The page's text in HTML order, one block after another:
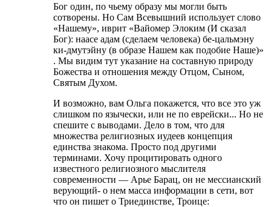
Бог один, по чьему образу мы могли быть
сотворены. Но Сам Всевышний использует слово
«Нашему», иврит «Вайомер Элоким (И сказал
Бог): наасе адам (сделаем человека) бе-цальмэну
ки-дмутэйну (в образе Нашем как подобие Наше)»
. Мы видим тут указание на составную природу
Божества и отношения между Отцом, Сыном,
Святым Духом.
И возможно, вам Ольга покажется, что все это уж
слишком по язычески, или не по еврейски... Но не
спешите с выводами. Дело в том, что для
множества религиозных иудеев концепция
единства знакома. Просто под другими
терминами. Хочу процитировать одного
известного религиозного мыслителя
современности — Арье Барац, он не мессианский
верующий- о нем масса информации в сети, вот
что он пишет о Триединстве, Троице: